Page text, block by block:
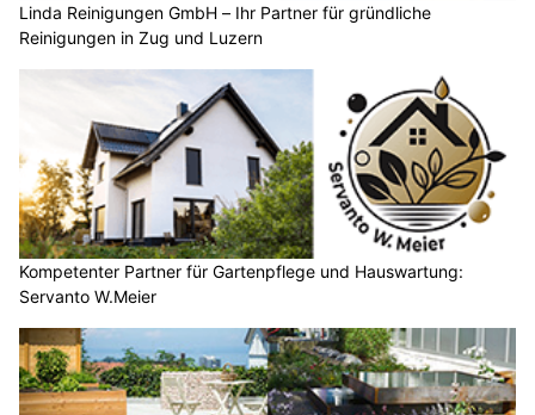
Linda Reinigungen GmbH – Ihr Partner für gründliche
Reinigungen in Zug und Luzern
Kompetenter Partner für Gartenpflege und Hauswartung:
Servanto W.Meier